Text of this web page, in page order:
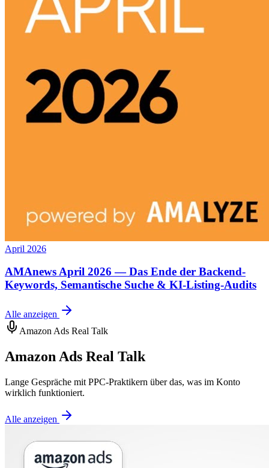
April 2026
AMAnews April 2026 — Das Ende der Backend-
Keywords, Semantische Suche & KI-Listing-Audits
Alle anzeigen
Amazon Ads Real Talk
Amazon Ads Real Talk
Lange Gespräche mit PPC-Praktikern über das, was im Konto
wirklich funktioniert.
Alle anzeigen